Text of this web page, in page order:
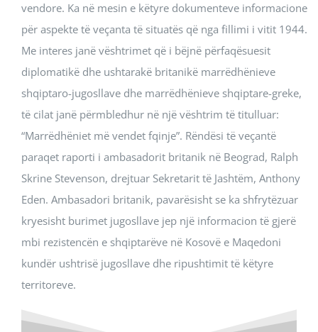
vendore. Ka në mesin e këtyre dokumenteve informacione
për aspekte të veçanta të situatës që nga fillimi i vitit 1944.
Me interes janë vështrimet që i bëjnë përfaqësuesit
diplomatikë dhe ushtarakë britanikë marrëdhënieve
shqiptaro-jugosllave dhe marrëdhënieve shqiptare-greke,
të cilat janë përmbledhur në një vështrim të titulluar:
“Marrëdhëniet më vendet fqinje”. Rëndësi të veçantë
paraqet raporti i ambasadorit britanik në Beograd, Ralph
Skrine Stevenson, drejtuar Sekretarit të Jashtëm, Anthony
Eden. Ambasadori britanik, pavarësisht se ka shfrytëzuar
kryesisht burimet jugosllave jep një informacion të gjerë
mbi rezistencën e shqiptarëve në Kosovë e Maqedoni
kundër ushtrisë jugosllave dhe ripushtimit të këtyre
territoreve.